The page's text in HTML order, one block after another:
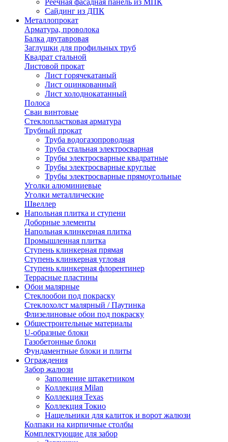
Реечная фасадная панель из МПК
Сайдинг из ДПК
Металлопрокат
Арматура, проволока
Балка двутавровая
Заглушки для профильных труб
Квадрат стальной
Листовой прокат
Лист горячекатаный
Лист оцинкованный
Лист холоднокатанный
Полоса
Сваи винтовые
Стеклопластковая арматура
Трубный прокат
Труба водогазопроводная
Труба стальная электросварная
Трубы электросварные квадратные
Трубы электросварные круглые
Трубы электросварные прямоугольные
Уголки алюминиевые
Уголки металлические
Швеллер
Напольная плитка и ступени
Доборные элементы
Напольная клинкерная плитка
Промышленная плитка
Ступень клинкерная прямая
Ступень клинкерная угловая
Ступень клинкерная флорентинер
Террасные пластины
Обои малярные
Стеклообои под покраску
Стеклохолст малярный / Паутинка
Флизелиновые обои под покраску
Общестроительные материалы
U-образные блоки
Газобетонные блоки
Фундаментные блоки и плиты
Ограждения
Забор жалюзи
Заполнение штакетником
Коллекция Milan
Коллекция Texas
Коллекция Токио
Нащельники для калиток и ворот жалюзи
Колпаки на кирпичные столбы
Комплектующие для забор